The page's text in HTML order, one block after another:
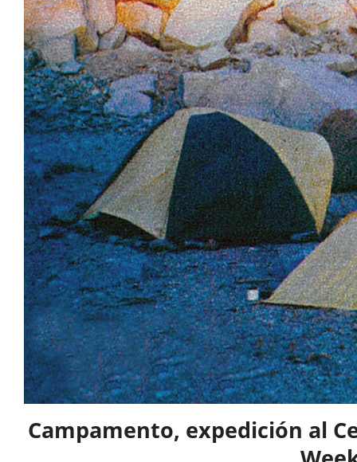
Campamento, expedición al